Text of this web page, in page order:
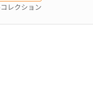
レクション